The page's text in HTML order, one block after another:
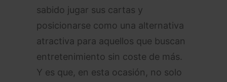
sabido jugar sus cartas y
posicionarse como una alternativa
atractiva para aquellos que buscan
entretenimiento sin coste de más.
Y es que, en esta ocasión, no solo